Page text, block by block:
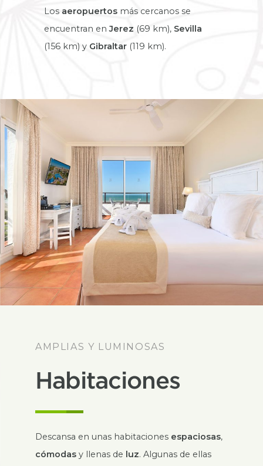
Los aeropuertos más cercanos se
encuentran enJerez (69 km), Sevilla
(156 km) y Gibraltar (119 km).
AMPLIAS Y LUMINOSAS
Habitaciones
Descansa en unas habitaciones espaciosas,
cómodas y llenas de luz. Algunas de ellas